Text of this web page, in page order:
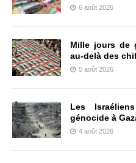
6 août 2026
Mille jours de
au-delà des
5 août 2026
Les
génocide à
4 août 2026